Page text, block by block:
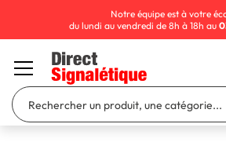
Notre équipe est à votre
du lundi au vendredi de 8h à 18h au